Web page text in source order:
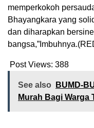
memperkokoh
Bhayangkara yang
dan diharapkan
Post Views: 388
See also
BUMD-
Murah Bagi Warga